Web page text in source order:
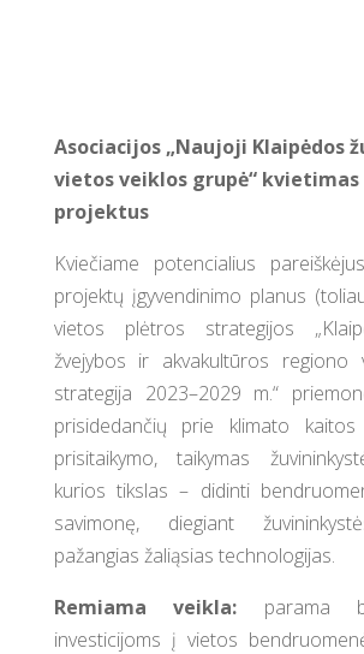
Asociacijos „Naujoji Klaipėdos
vietos veiklos grupė“
projektus
Kviečiame potencialius
projektų įgyvendinimo planus
vietos plėtros strategijos
žvejybos ir akvakultūros regiono
strategija 2023–2029 m.“
prisidedančių prie klimato
prisitaikymo, taikymas
kurios tikslas – didinti
savimonę, diegiant
pažangias žaliąsias technologijas.
Remiama veikla: parama
investicijoms į vietos